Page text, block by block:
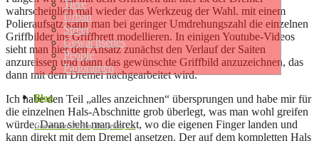
Tiere
Urban
Street
Gewachsenes
People
Panoramen
Blog
Gedanken, Ideen, Projekte, …
wahrscheinlich mal wieder das Werkzeug der Wahl. mit einem
Polieraufsatz kann man bei geringer Umdrehungszahl die einzelnen
Griffbilder ins Griffbrett modellieren. In einigen Youtube-Videos
sieht man hier den Ansatz zunächst den Verlauf der Saiten
anzureissen und dann das gewünschte Griffbild anzuzeichnen, das
dann mit dem Dremel nachgearbeitet wird.
Ich habe den Teil „alles anzeichnen“ übersprungen und habe mir für
die einzelnen Hals-Abschnitte grob überlegt, was man wohl greifen
würde. Dann sieht man direkt, wo die eigenen Finger landen und
kann direkt mit dem Dremel ansetzen. Der auf dem kompletten Hals